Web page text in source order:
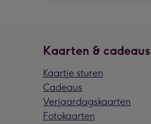
Kaarten & cadeaus
Kaartje sturen
Cadeaus
Verjaardagskaarten
Fotokaarten